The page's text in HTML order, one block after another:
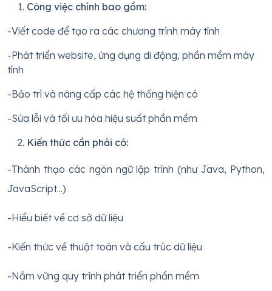
Công việc chính bao gồm:
-Viết code để tạo ra các chương trình máy tính
-Phát triển website, ứng dụng di động, phần mềm máy
tính
-Bảo trì và nâng cấp các hệ thống hiện có
-Sửa lỗi và tối ưu hóa hiệu suất phần mềm
Kiến thức cần phải có:
-Thành thạo các ngôn ngữ lập trình (như Java, Python,
JavaScript...)
-Hiểu biết về cơ sở dữ liệu
-Kiến thức về thuật toán và cấu trúc dữ liệu
-Nắm vững quy trình phát triển phần mềm